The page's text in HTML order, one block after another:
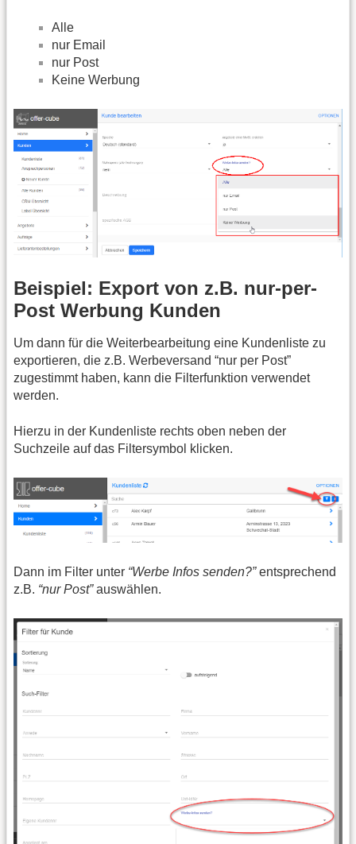
Alle
nur Email
nur Post
Keine Werbung
Beispiel: Export von z.B. nur-per-
Post Werbung Kunden
Um dann für die Weiterbearbeitung eine Kundenliste zu
exportieren, die z.B. Werbeversand “nur per Post”
zugestimmt haben, kann die Filterfunktion verwendet
werden.
Hierzu in der Kundenliste rechts oben neben der
Suchzeile auf das Filtersymbol klicken.
Dann im Filter unter “Werbe Infos senden?”entsprechend
z.B. “nur Post”auswählen.